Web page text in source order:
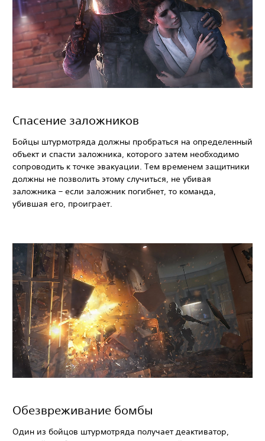
Спасение заложников
Бойцы штурмотряда должны пробраться на определенный
объект и спасти заложника, которого затем необходимо
сопроводить к точке эвакуации. Тем временем защитники
должны не позволить этому случиться, не убивая
заложника – если заложник погибнет, то команда,
убившая его, проиграет.
Обезвреживание бомбы
Один из бойцов штурмотряда получает деактиватор,